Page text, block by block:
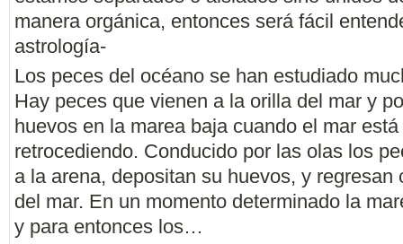
manera orgánica, entonces será fácil
astrología-
Los peces del océano se han estudiado
Hay peces que vienen a la orilla del mar y
huevos en la marea baja cuando el mar está
retrocediendo. Conducido por las olas los
a la arena, depositan su huevos, y regresan
del mar. En un momento determinado la
y para entonces los…